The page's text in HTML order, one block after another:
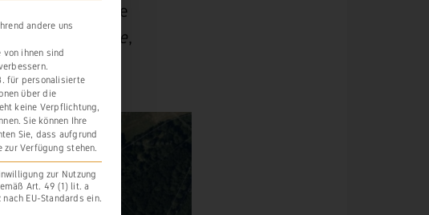
tragen die
Wydenauwe,
andere uns
von ihnen sind
für personalisierte
über die
keine Verpflichtung,
Sie können Ihre
Sie, dass aufgrund
Verfügung stehen.
zur Nutzung
Art. 49 (1) lit. a
nach EU-Standards ein.